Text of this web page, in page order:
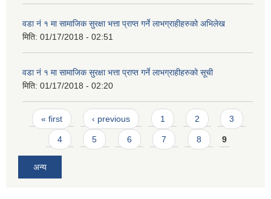
वडा नं १ मा सामाजिक सुरक्षा भत्ता प्राप्त गर्ने लाभग्राहीहरुको अभिलेख
मिति: 01/17/2018 - 02:51
वडा नं १ मा सामाजिक सुरक्षा भत्ता प्राप्त गर्ने लाभग्राहीहरुको सूची
मिति: 01/17/2018 - 02:20
Pages
« first ‹ previous 1 2 3
4 5 6 7 8 9
अन्य